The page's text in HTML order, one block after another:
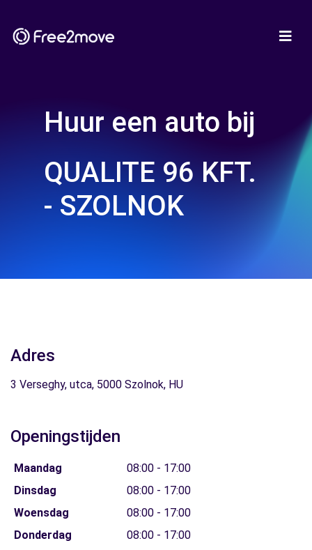
Huur een auto bij
QUALITE 96 KFT.
- SZOLNOK
Adres
3 Verseghy, utca, 5000 Szolnok, HU
Openingstijden
Maandag
08:00 - 17:00
Dinsdag
08:00 - 17:00
Woensdag
08:00 - 17:00
Donderdag
08:00 - 17:00